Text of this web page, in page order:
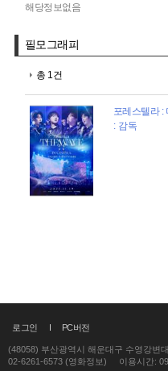
해당정보없음
필모그래피
총 1건
포레스텔라 :
: 감독
로그인 PC버전
(48058) 부산광역시 해운대구 수영강변
02-6261-6573 (영화정보)
이용시간: